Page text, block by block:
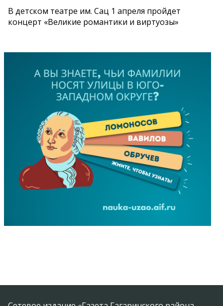
В детском театре им. Сац 1 апреля пройдет
концерт «Великие романтики и виртуозы»